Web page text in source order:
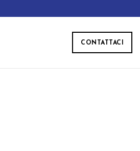
CONTATTACI